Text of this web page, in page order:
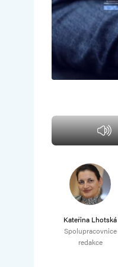
Kateřina Lhotská
Spolupracovnice
redakce